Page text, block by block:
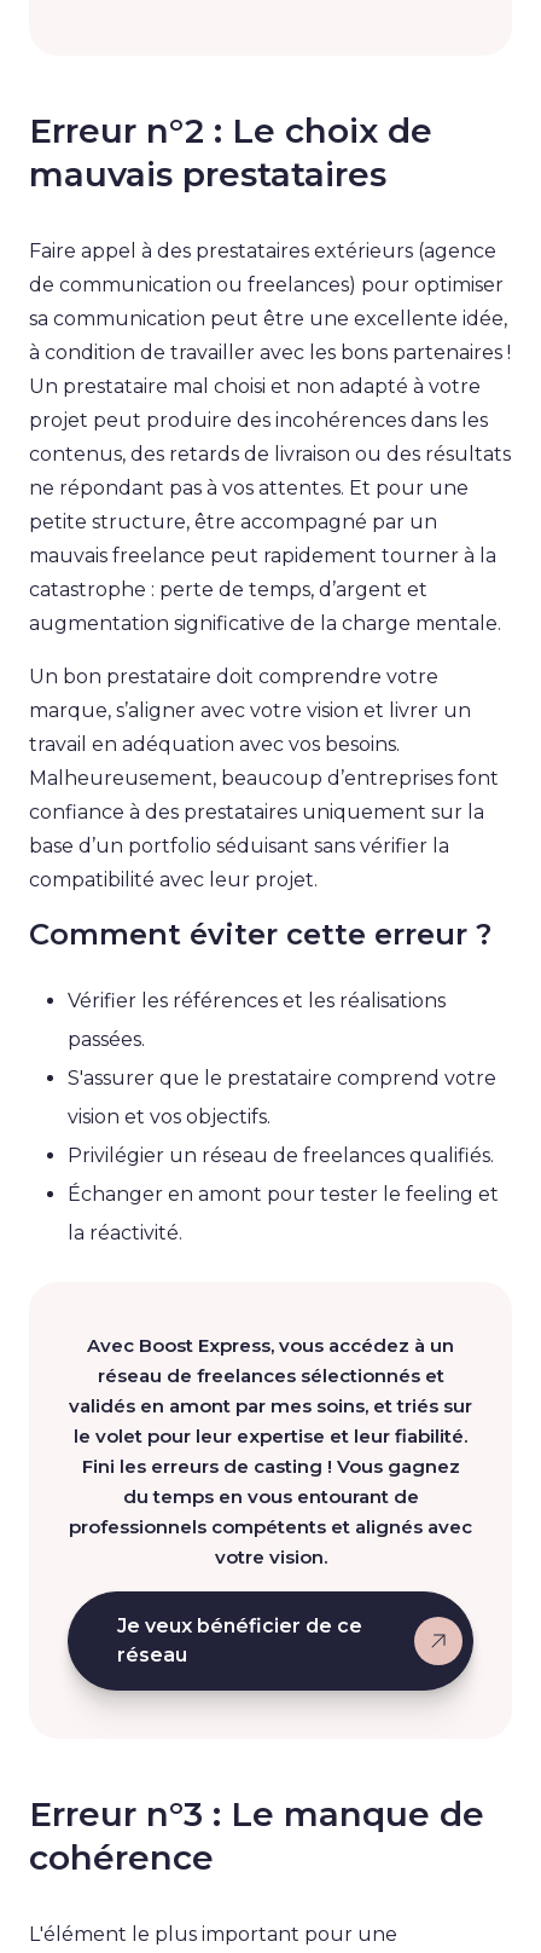
Erreur n°2 : Le choix de
mauvais prestataires
Faire appel à des prestataires extérieurs (agence
de communication ou freelances) pour optimiser
sa communication peut être une excellente idée,
à condition de travailler avec les bons partenaires !
Un prestataire mal choisi et non adapté à votre
projet peut produire des incohérences dans les
contenus, des retards de livraison ou des résultats
ne répondant pas à vos attentes. Et pour une
petite structure, être accompagné par un
mauvais freelance peut rapidement tourner à la
catastrophe : perte de temps, d’argent et
augmentation significative de la charge mentale.
Un bon prestataire doit comprendre votre
marque, s’aligner avec votre vision et livrer un
travail en adéquation avec vos besoins.
Malheureusement, beaucoup d’entreprises font
confiance à des prestataires uniquement sur la
base d’un portfolio séduisant sans vérifier la
compatibilité avec leur projet.
Comment éviter cette erreur ?
Vérifier les références et les réalisations
passées.
S'assurer que le prestataire comprend votre
vision et vos objectifs.
Privilégier un réseau de freelances qualifiés.
Échanger en amont pour tester le feeling et
la réactivité.
Avec Boost Express, vous accédez à un
réseau de freelances sélectionnés et
validés en amont par mes soins, et triés sur
le volet pour leur expertise et leur fiabilité.
Fini les erreurs de casting ! Vous gagnez
du temps en vous entourant de
professionnels compétents et alignés avec
votre vision.
Je veux bénéficier de ce
réseau
Erreur n°3 : Le manque de
cohérence
L'élément le plus important pour une